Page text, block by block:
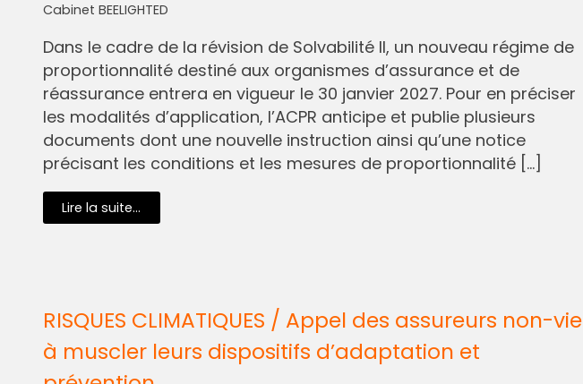
Cabinet BEELIGHTED
Dans le cadre de la révision de Solvabilité II, un nouveau régime de
proportionnalité destiné aux organismes d’assurance et de
réassurance entrera en vigueur le 30 janvier 2027. Pour en préciser
les modalités d’application, l’ACPR anticipe et publie plusieurs
documents dont une nouvelle instruction ainsi qu’une notice
précisant les conditions et les mesures de proportionnalité […]
Lire la suite...
RISQUES CLIMATIQUES / Appel des assureurs non-vie
à muscler leurs dispositifs d’adaptation et